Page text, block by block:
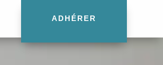
ADHÉRER